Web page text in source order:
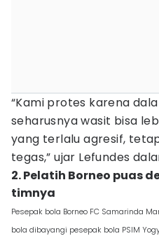
“Kami protes karena
seharusnya wasit bisa
yang terlalu agresif,
tegas,” ujar Lefundes
2. Pelatih Borneo puas
timnya
Pesepak bola Borneo FC Samarinda
bola dibayangi pesepak bola PSIM